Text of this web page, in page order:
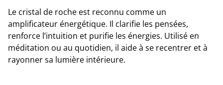
Le cristal de roche est reconnu comme un
amplificateur énergétique. Il clarifie les pensées,
renforce l’intuition et purifie les énergies. Utilisé en
méditation ou au quotidien, il aide à se recentrer et à
rayonner sa lumière intérieure.